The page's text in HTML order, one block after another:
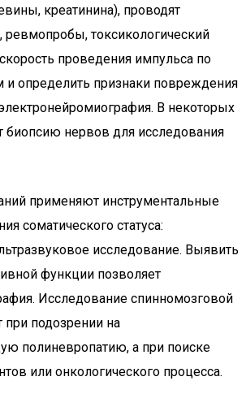
креатинина), проводят
токсикологический
проведения импульса по
определить признаки повреждения
В некоторых
биопсию нервов для исследования
применяют инструментальные
соматического статуса:
исследование. Выявить
функции позволяет
Исследование спинномозговой
подозрении на
полиневропатию, а при поиске
или онкологического процесса.